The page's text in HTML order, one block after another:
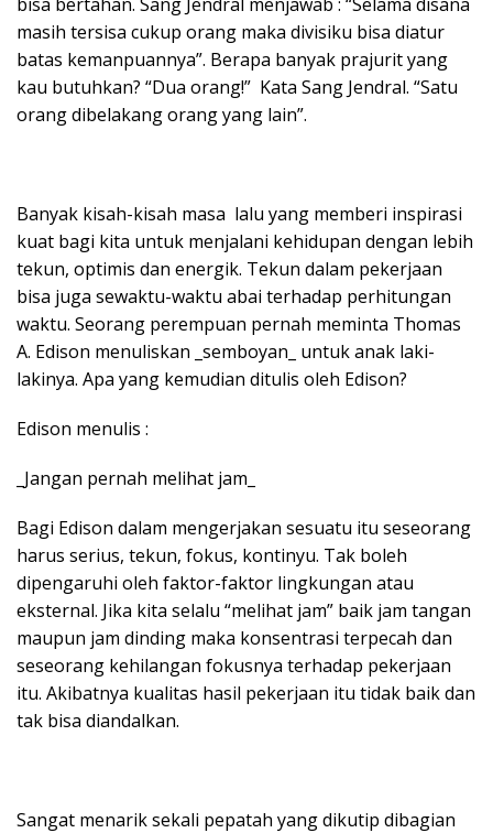
masih tersisa cukup orang maka divisiku bisa diatur
batas kemanpuannya”. Berapa banyak prajurit yang
kau butuhkan? “Dua orang!” Kata Sang Jendral. “Satu
orang dibelakang orang yang lain”.
Banyak kisah-kisah masa lalu yang memberi inspirasi
kuat bagi kita untuk menjalani kehidupan dengan lebih
tekun, optimis dan energik. Tekun dalam pekerjaan
bisa juga sewaktu-waktu abai terhadap perhitungan
waktu. Seorang perempuan pernah meminta Thomas
A. Edison menuliskan _semboyan_ untuk anak laki-
lakinya. Apa yang kemudian ditulis oleh Edison?
Edison menulis :
_Jangan pernah melihat jam_
Bagi Edison dalam mengerjakan sesuatu itu seseorang
harus serius, tekun, fokus, kontinyu. Tak boleh
dipengaruhi oleh faktor-faktor lingkungan atau
eksternal. Jika kita selalu “melihat jam” baik jam tangan
maupun jam dinding maka konsentrasi terpecah dan
seseorang kehilangan fokusnya terhadap pekerjaan
itu. Akibatnya kualitas hasil pekerjaan itu tidak baik dan
tak bisa diandalkan.
Sangat menarik sekali pepatah yang dikutip dibagian